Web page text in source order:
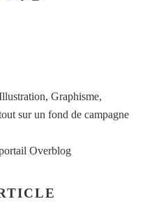
Graphisme,
sur un fond de campagne
Overblog